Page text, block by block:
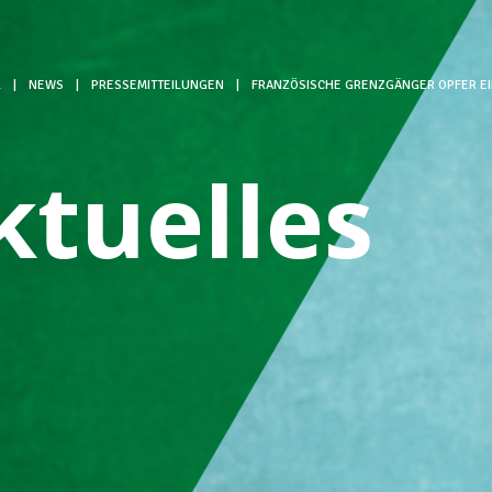
NEWS PRESSEMITTEILUNGEN FRANZÖSISCHE GRENZGÄNGER OPFER